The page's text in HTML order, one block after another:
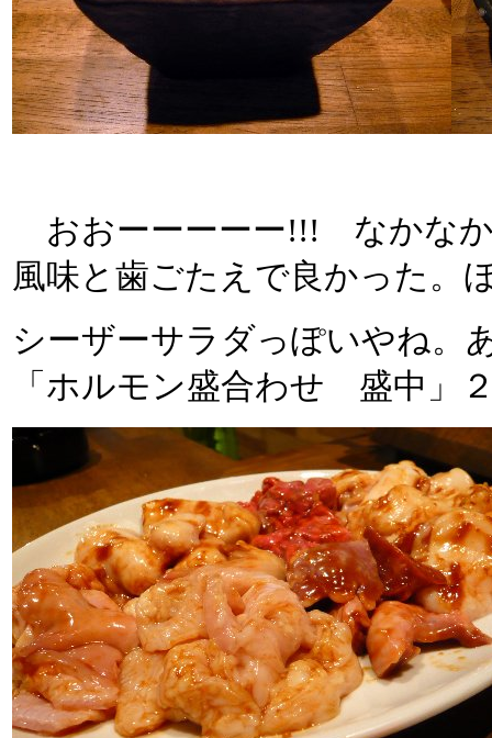
おおーーーーー!!! なかなか
風味と歯ごたえで良かった。
シーザーサラダっぽいやね。
「ホルモン盛合わせ 盛中」